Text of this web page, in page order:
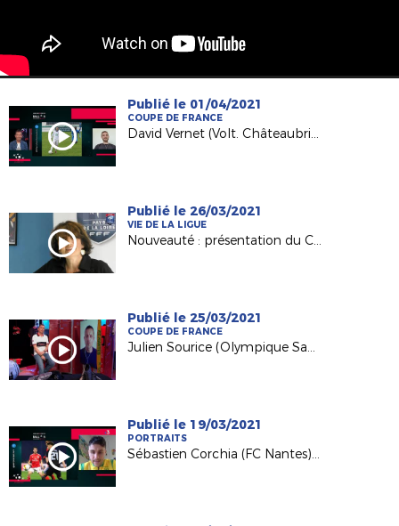
Publié le 01/04/2021
COUPE DE FRANCE
David Vernet (Volt. Châteaubriant) invité de France 3 PDL
Publié le 26/03/2021
VIE DE LA LIGUE
Nouveauté : présentation du Conseil Consultatif des Clubs
Publié le 25/03/2021
COUPE DE FRANCE
Julien Sourice (Olympique Saumur) invité sur France 3 PDL
Publié le 19/03/2021
PORTRAITS
Sébastien Corchia (FC Nantes) invité de France 3 PDL